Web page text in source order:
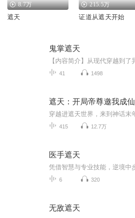
8.7万
遮天
215.5万
证道从遮天开始
鬼掌遮天
41 1498
遮天：开局帝尊邀我成仙
415 12.7万
医手遮天
6 320
无敌遮天